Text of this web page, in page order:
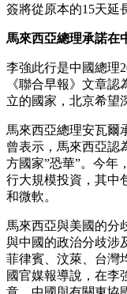
簽將從原本的15天延
馬來西亞總理承諾在
李強此行是中國總理
《聯合早報》文章
立的國家，北京希望
馬來西亞總理安瓦爾
曾表示，馬來西亞認
方國家”恐華”。今年
行大規模投資，其中
和微軟。
馬來西亞與美國的分
與中國的政治分歧涉
菲律賓、汶萊、台灣
國官媒報導說，在李